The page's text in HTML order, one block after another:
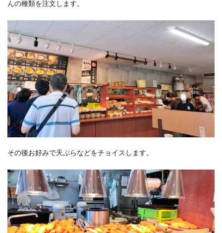
んの種類を注文します。
その後お好みで天ぷらなどをチョイスします。